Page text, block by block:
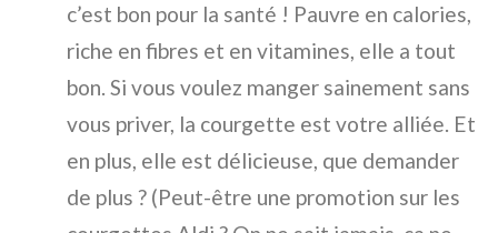
c’est bon pour la santé ! Pauvre en calories,
riche en fibres et en vitamines, elle a tout
bon. Si vous voulez manger sainement sans
vous priver, la courgette est votre alliée. Et
en plus, elle est délicieuse, que demander
de plus ? (Peut-être une promotion sur les